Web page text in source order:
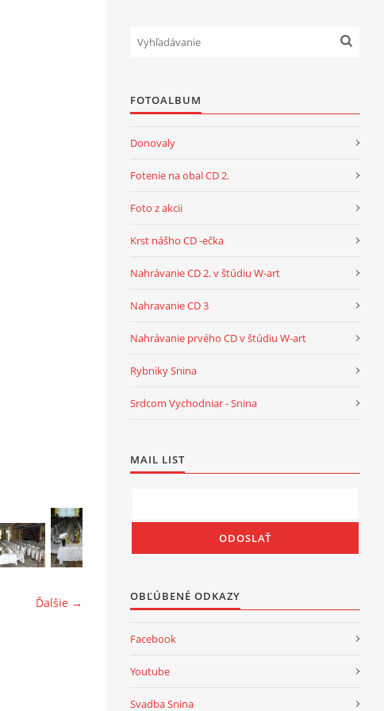
Ďalšie →
FOTOALBUM
Donovaly
Fotenie na obal CD 2.
Foto z akcii
Krst nášho CD -ečka
Nahrávanie CD 2. v štúdiu W-art
Nahravanie CD 3
Nahrávanie prvého CD v štúdiu W-art
Rybniky Snina
Srdcom Vychodniar - Snina
MAIL LIST
OBĽÚBENÉ ODKAZY
Facebook
Youtube
Svadba Snina